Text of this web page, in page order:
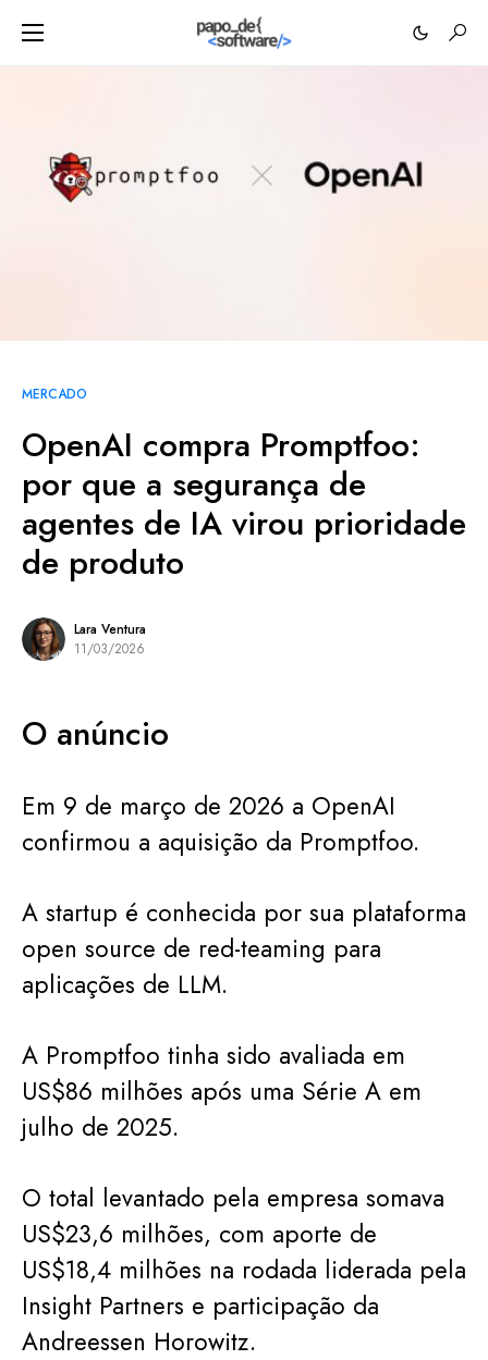
MERCADO
OpenAI compra Promptfoo:
por que a segurança de
agentes de IA virou prioridade
de produto
Lara Ventura
11/03/2026
O anúncio
Em 9 de março de 2026 a OpenAI
confirmou a aquisição da Promptfoo.
A startup é conhecida por sua plataforma
open source de red-teaming para
aplicações de LLM.
A Promptfoo tinha sido avaliada em
US$86 milhões após uma Série A em
julho de 2025.
O total levantado pela empresa somava
US$23,6 milhões, com aporte de
US$18,4 milhões na rodada liderada pela
Insight Partners e participação da
Andreessen Horowitz.